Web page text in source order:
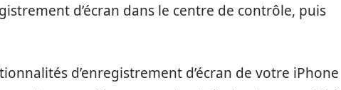
d’écran dans le centre de contrôle, puis
d’enregistrement d’écran de votre iPhone